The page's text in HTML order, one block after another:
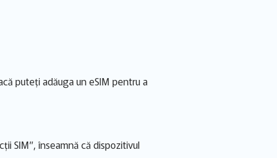
puteți adăuga un eSIM pentru a
SIM”, înseamnă că dispozitivul